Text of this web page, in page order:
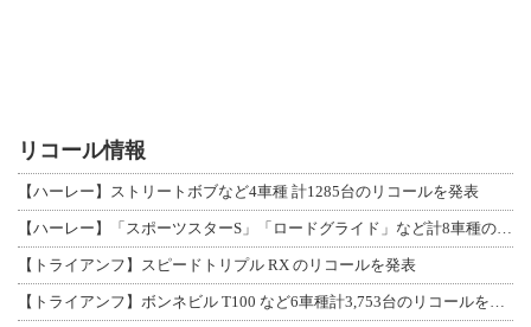
リコール情報
【ハーレー】ストリートボブなど4車種 計1285台のリコールを発表
【トライアンフ】スピードトリプル RX のリコールを発表